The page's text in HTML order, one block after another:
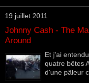
19 juillet 2011
Johnny Cash - The
Around
Et j'ai
quatre bêtes
d'une pâleur